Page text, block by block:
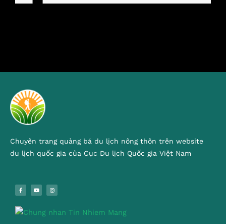
Chuyên trang quảng bá du lịch nông thôn trên website
du lịch quốc gia của Cục Du lịch Quốc gia Việt Nam